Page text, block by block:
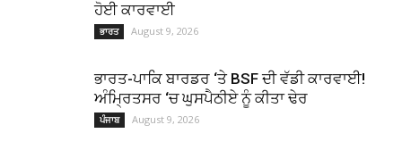
ਹੋਈ ਕਾਰਵਾਈ
ਭਾਰਤ August 9, 2026
ਭਾਰਤ-ਪਾਕਿ ਬਾਰਡਰ ‘ਤੇ BSF ਦੀ ਵੱਡੀ ਕਾਰਵਾਈ!
ਅੰਮ੍ਰਿਤਸਰ ‘ਚ ਘੁਸਪੈਠੀਏ ਨੂੰ ਕੀਤਾ ਢੇਰ
ਪੰਜਾਬ August 9, 2026